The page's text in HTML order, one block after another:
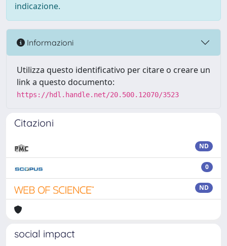
indicazione.
Informazioni
Utilizza questo identificativo per citare o creare un
link a questo documento:
https://hdl.handle.net/20.500.12070/3523
Citazioni
ND
0
ND
social impact